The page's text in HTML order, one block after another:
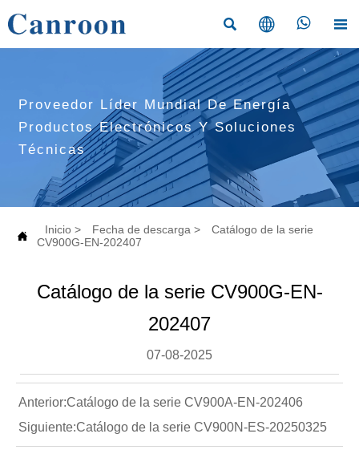
   
Proveedor Líder Mundial De Energía
Productos Electrónicos Y Soluciones
Técnicas
 Inicio > Fecha de descarga >
Catálogo de la serie
CV900G-EN-202407
Catálogo de la serie CV900G-EN-
202407
07-08-2025
Anterior:Catálogo de la serie CV900A-EN-202406
Siguiente:Catálogo de la serie CV900N-ES-20250325